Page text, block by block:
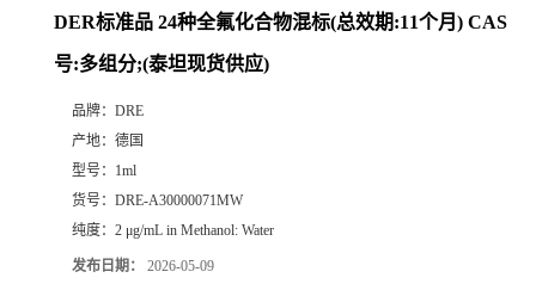
DER标准品 24种全氟化合物混标(总效期:11个月) CAS
号:多组分;(泰坦现货供应)
品牌： DRE
产地： 德国
型号： 1ml
货号： DRE-A30000071MW
纯度： 2 μg/mL in Methanol: Water
发布日期： 2026-05-09